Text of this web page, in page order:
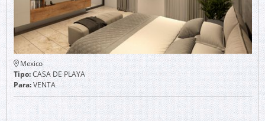
Mexico
Tipo:CASA DE PLAYA
Para:VENTA